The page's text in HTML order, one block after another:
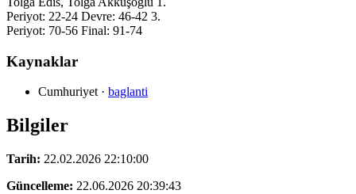
Periyot: 22-24 Devre: 46-42 3.
Periyot: 70-56 Final: 91-74
Kaynaklar
Cumhuriyet · baglanti
Bilgiler
Tarih: 22.02.2026 22:10:00
Güncelleme: 22.06.2026 20:39:43